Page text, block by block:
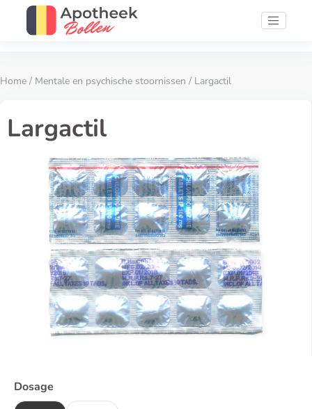
Home / Mentale en psychische stoornissen / Largactil
Largactil
Dosage